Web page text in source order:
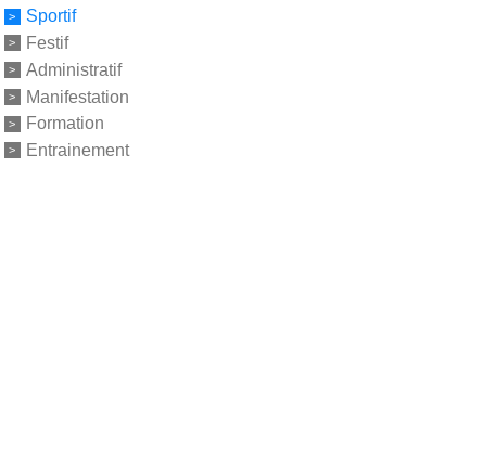
Sportif
Festif
Administratif
Manifestation
Formation
Entrainement